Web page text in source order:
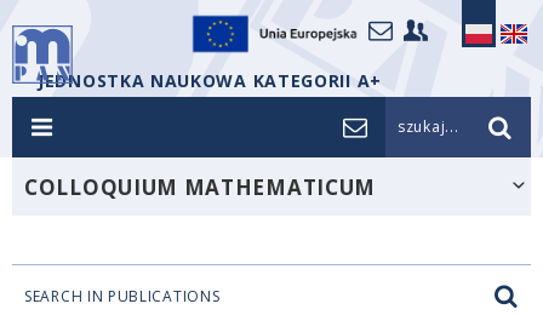
JEDNOSTKA NAUKOWA KATEGORII A+
szukaj...
COLLOQUIUM MATHEMATICUM
SEARCH IN PUBLICATIONS